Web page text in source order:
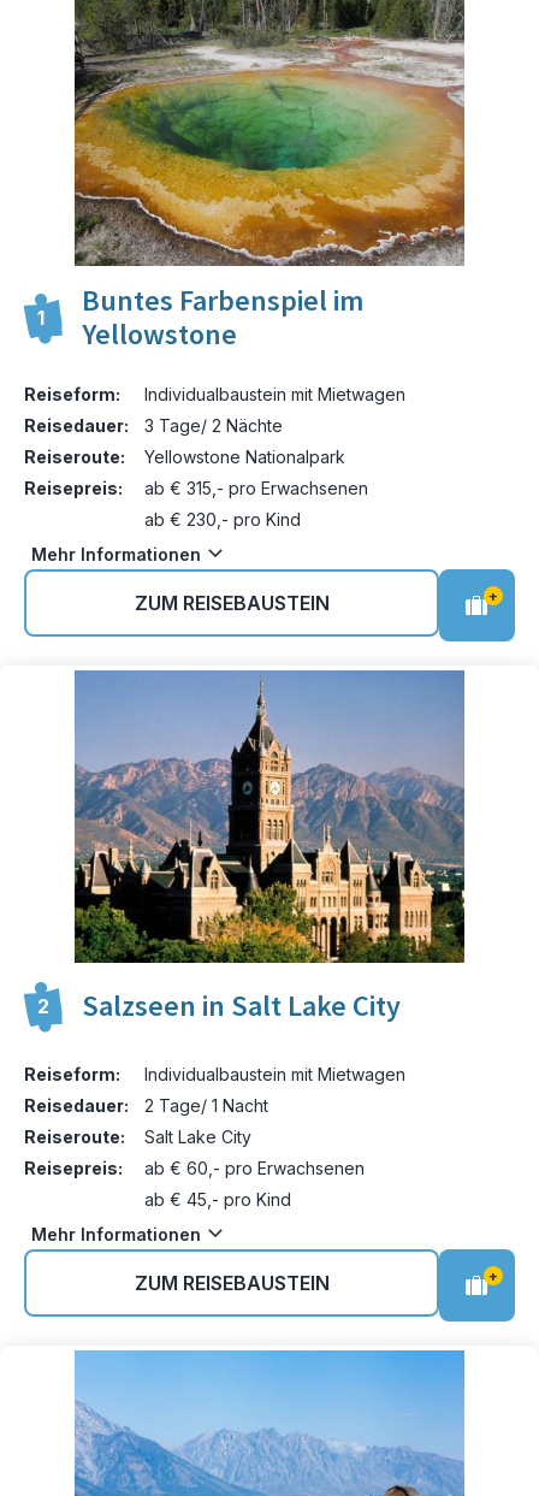
1
Buntes Farbenspiel im
Yellowstone
Reiseform:
Individualbaustein mit Mietwagen
Reisedauer:
3 Tage/ 2 Nächte
Reiseroute:
Yellowstone Nationalpark
Reisepreis:
ab € 315,- pro Erwachsenen
ab € 230,- pro Kind
Mehr Informationen
ZUM REISEBAUSTEIN +
2 Salzseen in Salt Lake City
Reiseform:
Individualbaustein mit Mietwagen
Reisedauer:
2 Tage/ 1 Nacht
Reiseroute:
Salt Lake City
Reisepreis:
ab € 60,- pro Erwachsenen
ab € 45,- pro Kind
Mehr Informationen
ZUM REISEBAUSTEIN +